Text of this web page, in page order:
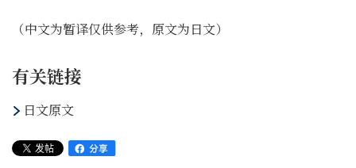
（中文为暂译仅供参考，原文为日文）
有关链接
日文原文